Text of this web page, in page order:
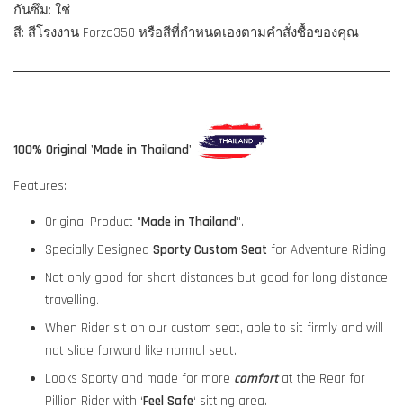
กันซึม: ใช่
สี: สีโรงงาน Forza350 หรือสีที่กำหนดเองตามคำสั่งซื้อของคุณ
100% Original 'Made in Thailand'
Features:
Original Product "Made in Thailand".
Specially Designed Sporty Custom Seat for Adventure Riding
Not only good for short distances but good for long distance
travelling.
When Rider sit on our custom seat, able to sit firmly and will
not slide forward like normal seat.
Looks Sporty and made for more comfort at the Rear for
Pillion Rider with ‘Feel Safe‘ sitting area.